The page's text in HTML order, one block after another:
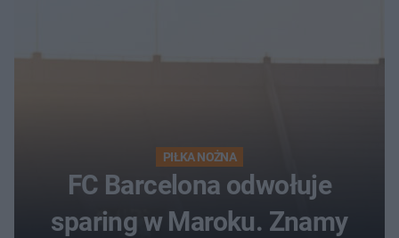
PIŁKA NOŻNA
FC Barcelona odwołuje
sparing w Maroku. Znamy